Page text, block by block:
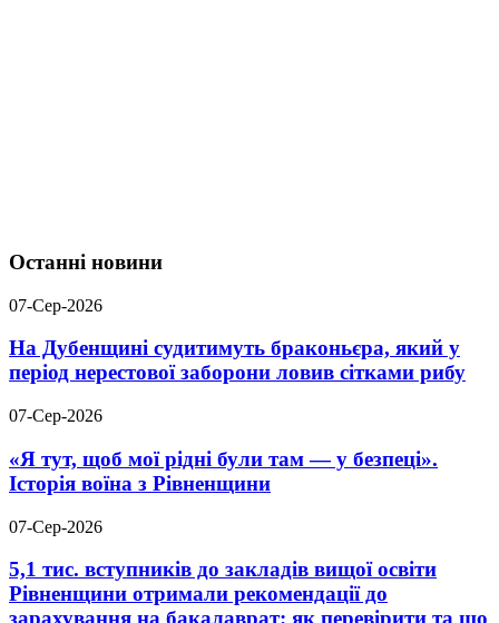
Останні новини
07-Сер-2026
На Дубенщині судитимуть браконьєра, який у
період нерестової заборони ловив сітками рибу
07-Сер-2026
«Я тут, щоб мої рідні були там — у безпеці».
Історія воїна з Рівненщини
07-Сер-2026
5,1 тис. вступників до закладів вищої освіти
Рівненщини отримали рекомендації до
зарахування на бакалаврат: як перевірити та що